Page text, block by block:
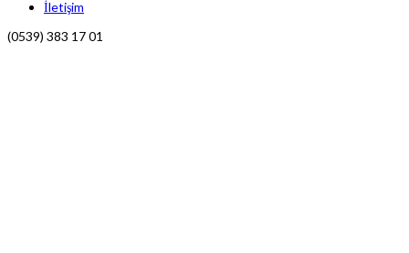
İletişim
(0539) 383 17 01